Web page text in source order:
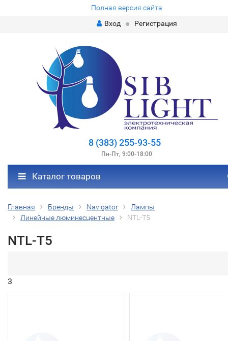
Полная версия сайта
Вход
Регистрация
8 (383) 255-93-55
Пн-Пт, 9:00-18:00
Каталог товаров
Главная Бренды Navigator
Лампы
Линейные люминесцентные
NTL-T5
NTL-T5
3